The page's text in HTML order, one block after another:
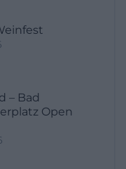
– Bad
Open